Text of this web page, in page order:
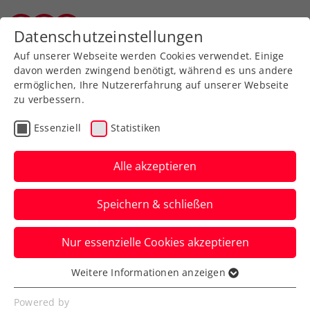
Zurück zur Newsübersicht
ATP
ATP Rom: Ofner sorgt
beim Comeback für
Schlagzeilen
Österreichs Nummer eins stoppt beim
ATP-Masters-1000-Turnier in Rom auch
die Nummer 16 der Welt.
Verfasst von: Manuel Wachta, 10.05.2025
Datenschutzeinstellungen
Auf unserer Webseite werden Cookies verwendet. Einige
davon werden zwingend benötigt, während es uns andere
ermöglichen, Ihre Nutzererfahrung auf unserer Webseite
zu verbessern.
Essenziell Statistiken
Alle akzeptieren
Speichern & schließen
Nur essenzielle Cookies akzeptieren
Essenziell
Essenzielle Cookies werden für grundlegende
Weitere Informationen anzeigen
Powered by